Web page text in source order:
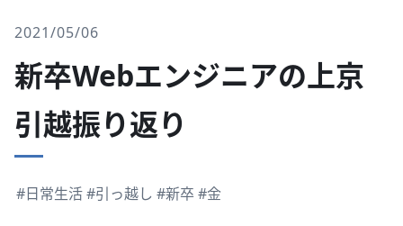
2021/05/06
新卒Webエンジニアの上京
引越振り返り
#日常生活#引っ越し #新卒#金